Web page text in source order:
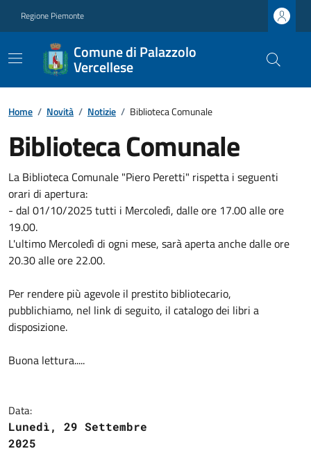
Regione Piemonte
Comune di Palazzolo
Vercellese
Home / Novità / Notizie / Biblioteca Comunale
Biblioteca Comunale
La Biblioteca Comunale "Piero Peretti" rispetta i seguenti
orari di apertura:
- dal 01/10/2025 tutti i Mercoledì, dalle ore 17.00 alle ore
19.00.
L'ultimo Mercoledì di ogni mese, sarà aperta anche dalle ore
20.30 alle ore 22.00.
Per rendere più agevole il prestito bibliotecario,
pubblichiamo, nel link di seguito, il catalogo dei libri a
disposizione.
Buona lettura.....
Data:
Lunedì, 29 Settembre
2025